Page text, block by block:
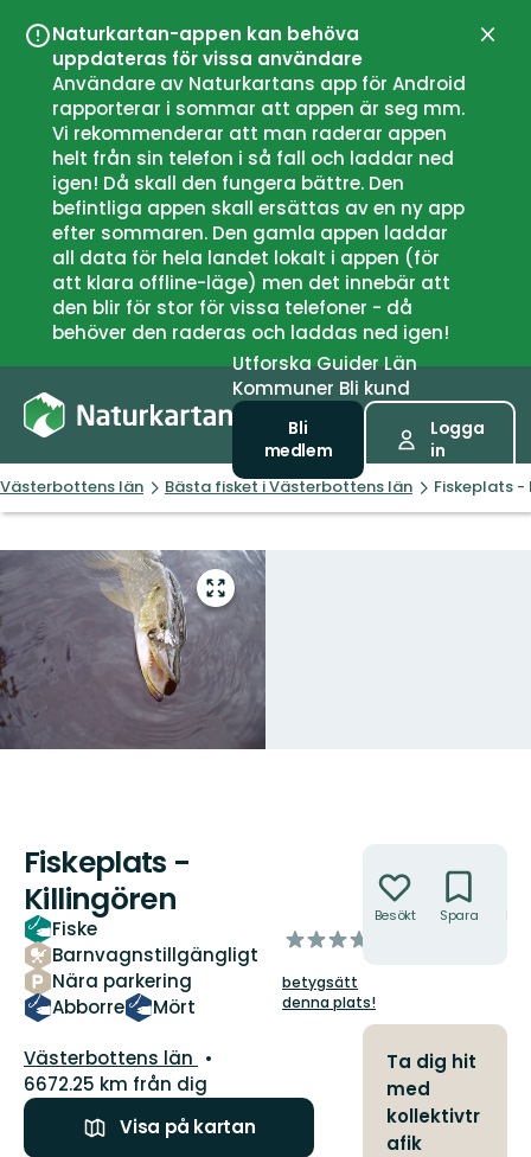
Naturkartan-appen kan behöva
uppdateras för vissa användare
Användare av Naturkartans app för Android
rapporterar i sommar att appen är seg mm.
Vi rekommenderar att man raderar appen
helt från sin telefon i så fall och laddar ned
igen! Då skall den fungera bättre. Den
befintliga appen skall ersättas av en ny app
efter sommaren. Den gamla appen laddar
all data för hela landet lokalt i appen (för
att klara offline-läge) men det innebär att
den blir för stor för vissa telefoner - då
behöver den raderas och laddas ned igen!
UtforskaGuiderLän
Kommuner Bli kund
Bli
medlem
Logga
in
Västerbottens län Bästa fisket i Västerbottens län Fiskeplats -
Gå
till
helskärmsläge
Fiskeplats -
Killingören
Fiske
Barnvagnstillgängligt
Nära parkering
Abborre
Mört
av
stjärnor
betygsätt
denna plats!
Län:
Västerbottens län
6672.25 km från dig
Visa på kartan
Besökt Spara
Ta dig hit
med
kollektivtr
afik